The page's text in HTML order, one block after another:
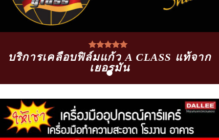
บริการเคลือบฟิล์มแก้ว A CLASS แท้จาก
เยอรมัน